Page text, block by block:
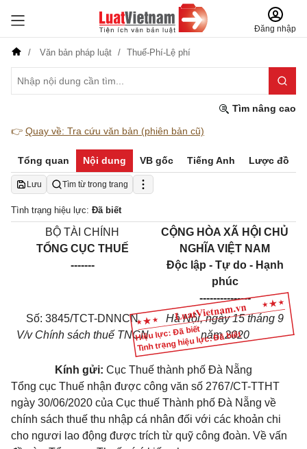
Đăng nhập
Văn bản pháp luật Thuế-Phí-Lệ phí
Tìm nâng cao
👉 Quay về: Tra cứu văn bản (phiên bản cũ)
Tổng quan Nội dung VB gốc Tiếng Anh Lược đồ
Lưu Tìm từ trong trang
Tình trạng hiệu lực: Đã biết
Hiệu lực: Đã biết
Tình trạng hiệu lực: Đã biết
BỘ TÀI CHÍNH
TỔNG CỤC THUẾ
-------
CỘNG HÒA XÃ HỘI CHỦ
NGHĨA VIỆT NAM
Độc lập - Tự do - Hạnh
phúc
---------------
Số: 3845/TCT-DNNCN
V/v Chính sách thuế TNCN
Hà Nội, ngày 15 tháng 9
năm 2020
Kính gửi: Cục Thuế thành phố Đà Nẵng
Tổng cục Thuế nhận được công văn số 2767/CT-TTHT
ngày 30/06/2020 của Cục thuế Thành phố Đà Nẵng về
chính sách thuế thu nhập cá nhân đối với các khoản chi
cho ngươi lao động được trích từ quỹ công đoàn. Về vấn